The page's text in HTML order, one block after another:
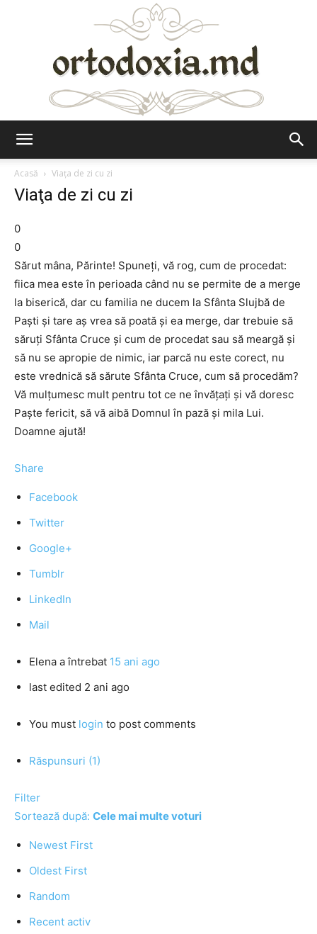
Acasă
Viaţa de zi cu zi
Viaţa de zi cu zi
0
0
Sărut mâna, Părinte! Spuneţi, vă rog, cum de procedat:
fiica mea este în perioada când nu se permite de a merge
la biserică, dar cu familia ne ducem la Sfânta Slujbă de
Paşti şi tare aş vrea să poată şi ea merge, dar trebuie să
săruţi Sfânta Cruce şi cum de procedat sau să meargă şi
să nu se apropie de nimic, iar parcă nu este corect, nu
este vrednică să sărute Sfânta Cruce, cum să procedăm?
Vă mulţumesc mult pentru tot ce ne învăţaţi şi vă doresc
Paşte fericit, să vă aibă Domnul în pază şi mila Lui.
Doamne ajută!
Share
Facebook
Twitter
Google+
Tumblr
LinkedIn
Mail
Elena a întrebat 15 ani ago
last edited 2 ani ago
You must login to post comments
Răspunsuri (1)
Filter
Sortează după: Cele mai multe voturi
Newest First
Oldest First
Random
Recent activ